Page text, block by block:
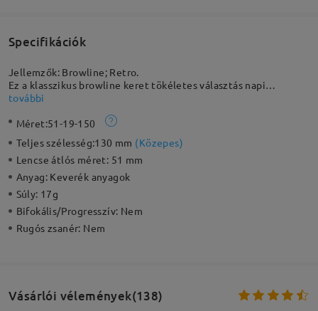
Specifikációk
Jellemzők: Browline; Retro.
Ez a klasszikus browline keret tökéletes választás napi
napszemüvegnek. Nagyszerű választás mindennapi viseletre,
stílusban. Ez a könnyű keret még könnyebb, mint a
hagyományos teljes keret, így minden arctípushoz kedvezőbb
hatást kelt.
további
Méret:51-19-150
Teljes szélesség:130 mm (Közepes)
Lencse átlós méret: 51 mm
Anyag: Keverék anyagok
Súly: 17g
Bifokális/Progresszív: Nem
Rugós zsanér: Nem
Vásárlói vélemények(138)